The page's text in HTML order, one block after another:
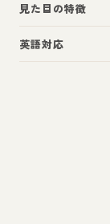
見た目の特徴
英語対応